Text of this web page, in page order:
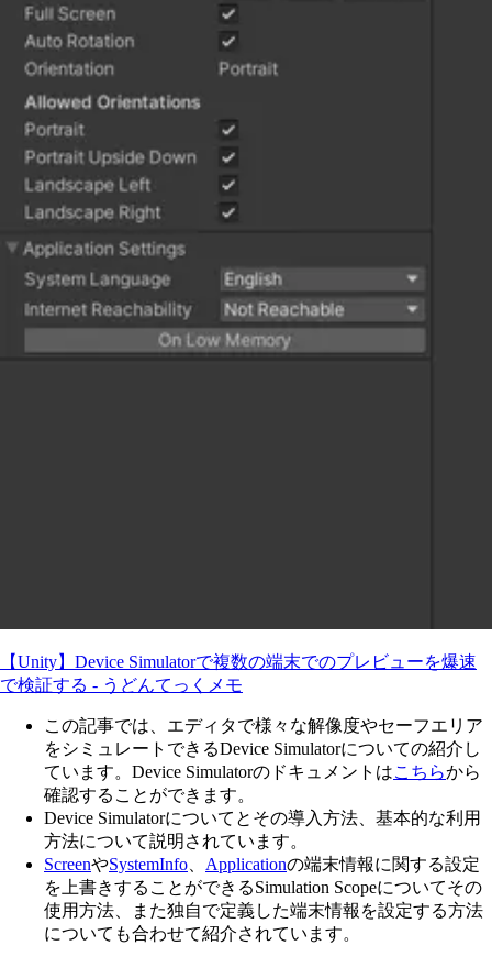
【Unity】Device Simulatorで複数の端末でのプレビューを爆速
で検証する - うどんてっくメモ
この記事では、エディタで様々な解像度やセーフエリア
をシミュレートできるDevice Simulatorについての紹介し
ています。Device Simulatorのドキュメントはこちらから
確認することができます。
Device Simulatorについてとその導入方法、基本的な利用
方法について説明されています。
ScreenやSystemInfo Applicationの端末情報に関する設定
を上書きすることができるSimulation Scopeについてその
使用方法、また独自で定義した端末情報を設定する方法
についても合わせて紹介されています。